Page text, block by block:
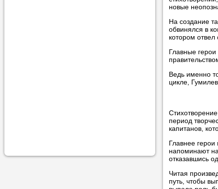
новые
На создание
обвинялся в
котором отвел
Главные
Ведь именно
цикле,
Стихотворение
период
капитанов,
Главнее
напоминают
отказавшись
Читая
путь, чтобы